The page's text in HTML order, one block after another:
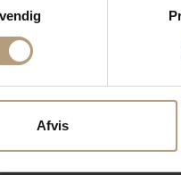
præcise oplysninger
din enhed baseret
på hele websitet.
og
de har indsamlet fra din
Afvis